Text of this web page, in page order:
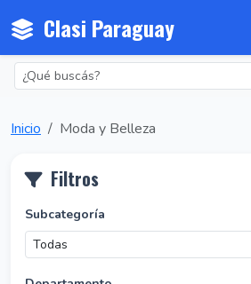
Clasi Paraguay
Inicio Moda y Belleza
Filtros
Subcategoría